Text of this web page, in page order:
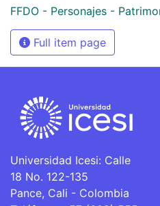
FFDO - Personajes -
Full item page
Universidad Icesi: Calle
18 No. 122-135
Pance, Cali - Colombia